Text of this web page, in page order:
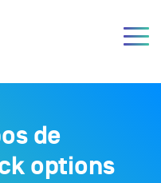
de
options